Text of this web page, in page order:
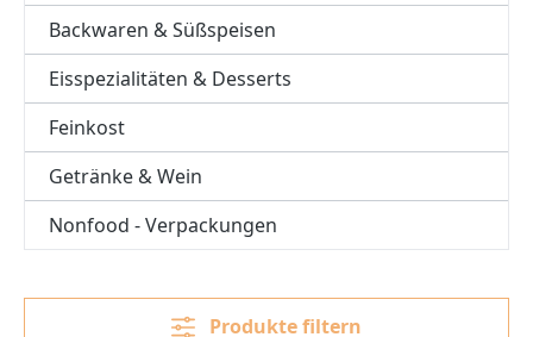
Backwaren & Süßspeisen
Eisspezialitäten & Desserts
Feinkost
Getränke & Wein
Nonfood - Verpackungen
Produkte filtern